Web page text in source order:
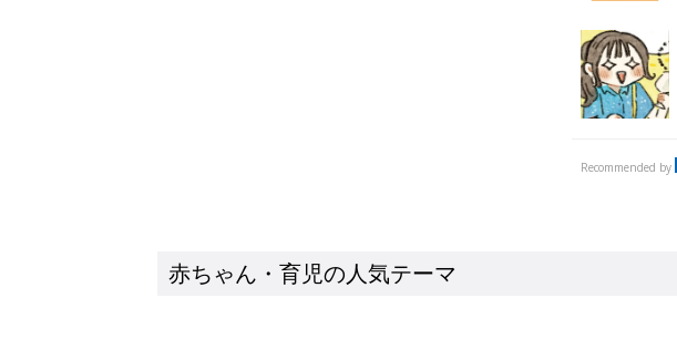
Recommended by
赤ちゃん・育児の人気テーマ